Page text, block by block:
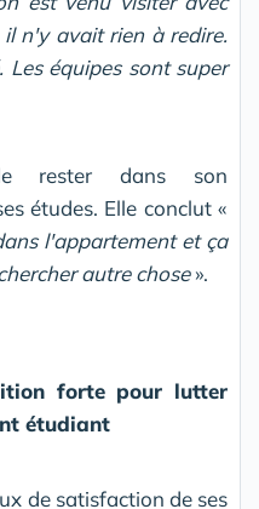
n'y avait rien à redire.
Les équipes sont super
rester dans son
études. Elle conclut «
l'appartement et ça
autre chose».
forte pour lutter
étudiant
de satisfaction de ses